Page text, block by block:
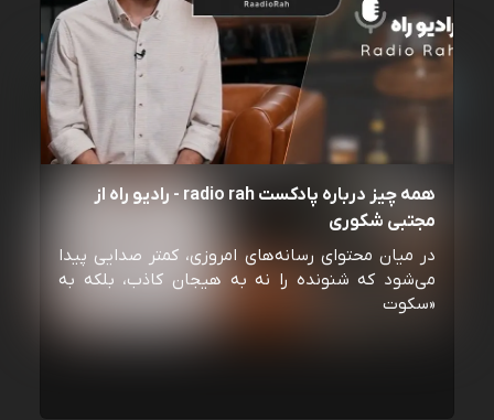
همه چیز درباره پادکست radio rah - رادیو راه از
مجتبی شکوری
در میان محتوای رسانه‌های امروزی، کمتر صدایی پیدا
می‌شود که شنونده را نه به هیجان کاذب، بلکه به
«سکوت